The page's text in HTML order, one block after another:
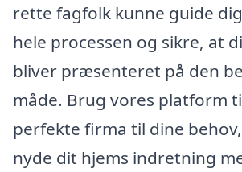
rette fagfolk kunne guide
hele processen og sikre, at
bliver præsenteret på den
måde. Brug vores platform
perfekte firma til dine
nyde dit hjems indretning